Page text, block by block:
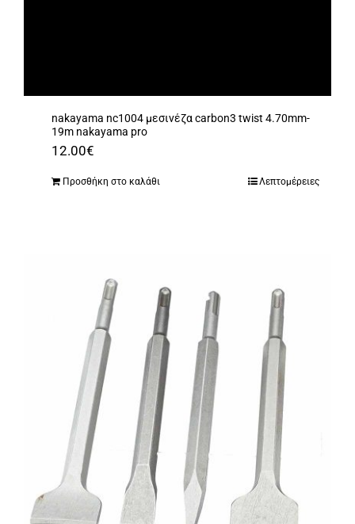
nakayama nc1004 μεσινέζα carbon3 twist 4.70mm-
19m nakayama pro
12.00€
Προσθήκη στο καλάθι Λεπτομέρειες